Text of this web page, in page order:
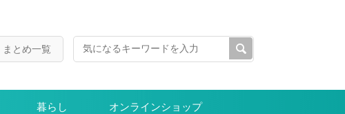
まとめ一覧
暮らし オンラインショップ